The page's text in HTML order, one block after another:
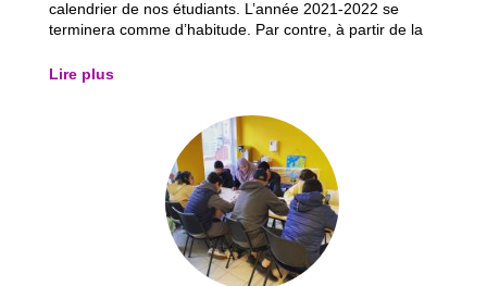
calendrier de nos étudiants. L’année 2021-2022 se
terminera comme d’habitude. Par contre, à partir de la
dans le calendrier scolaire vont s'opérer. Il est important
Lire plus